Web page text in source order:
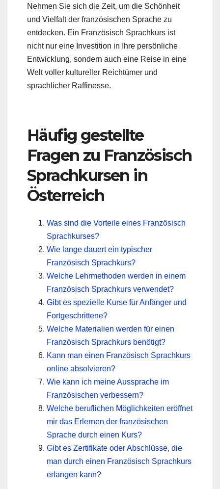
Nehmen Sie sich die Zeit, um die Schönheit
und Vielfalt der französischen Sprache zu
entdecken. Ein Französisch Sprachkurs ist
nicht nur eine Investition in Ihre persönliche
Entwicklung, sondern auch eine Reise in eine
Welt voller kultureller Reichtümer und
sprachlicher Raffinesse.
Häufig gestellte
Fragen zu Französisch
Sprachkursen in
Österreich
Was sind die Vorteile eines Französisch
Sprachkurses?
Wie lange dauert ein typischer
Französisch Sprachkurs?
Welche Lehrmethoden werden in einem
Französisch Sprachkurs verwendet?
Gibt es spezielle Kurse für Anfänger und
Fortgeschrittene?
Welche Materialien werden für einen
Französisch Sprachkurs benötigt?
Kann man einen Französisch Sprachkurs
online absolvieren?
Wie kann ich meine Aussprache im
Französischen verbessern?
Welche beruflichen Möglichkeiten eröffnet
mir das Erlernen der französischen
Sprache durch einen Kurs?
Gibt es Zertifikate oder Abschlüsse, die
man durch einen Französisch Sprachkurs
erlangen kann?